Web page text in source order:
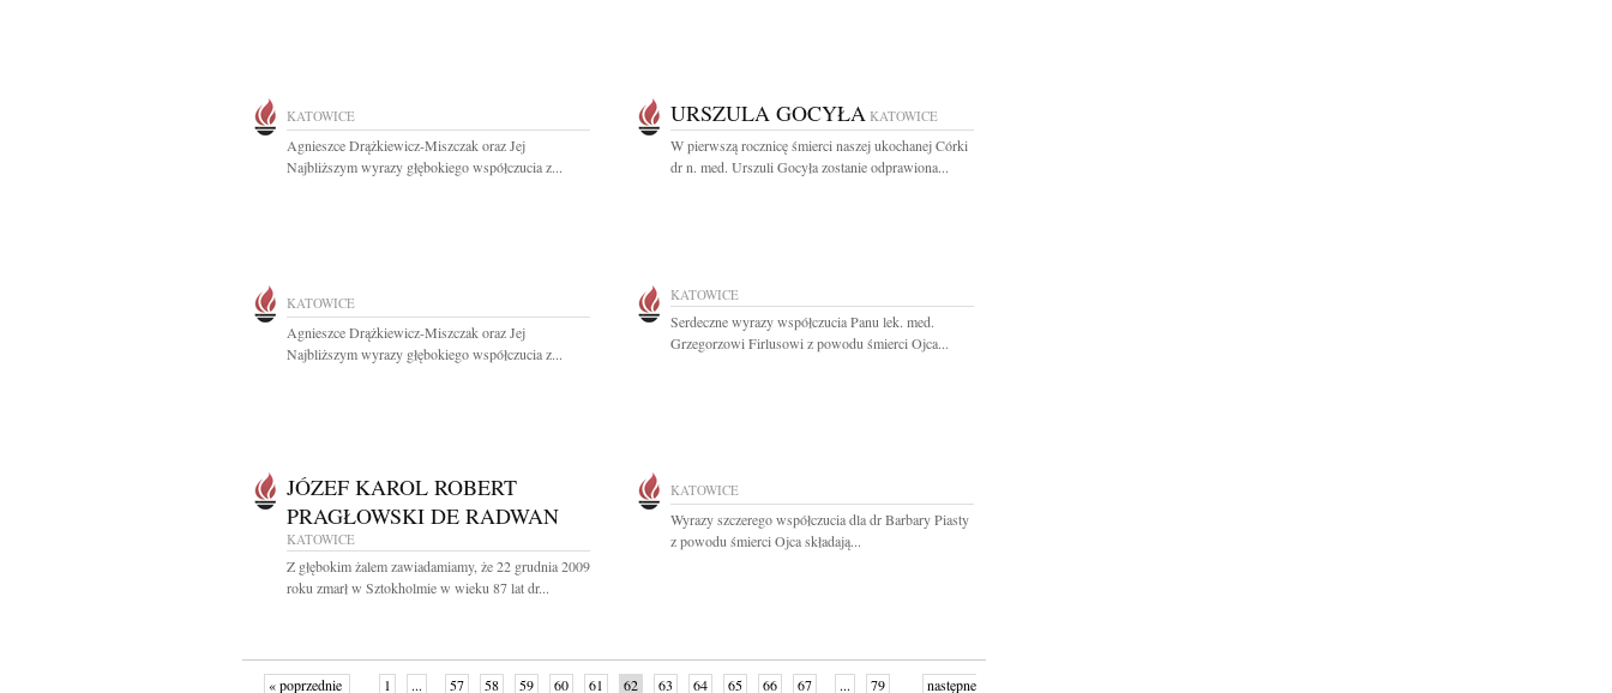
KATOWICE
Agnieszce Drążkiewicz-Miszczak oraz Jej
Najbliższym wyrazy głębokiego współczucia z...
URSZULA GOCYŁA KATOWICE
W pierwszą rocznicę śmierci naszej ukochanej Córki
dr n. med. Urszuli Gocyła zostanie odprawiona...
KATOWICE
Agnieszce Drążkiewicz-Miszczak oraz Jej
Najbliższym wyrazy głębokiego współczucia z...
KATOWICE
Serdeczne wyrazy współczucia Panu lek. med.
Grzegorzowi Firlusowi z powodu śmierci Ojca...
JÓZEF KAROL ROBERT
PRAGŁOWSKI DE RADWAN
KATOWICE
Z głębokim żalem zawiadamiamy, że 22 grudnia 2009
roku zmarł w Sztokholmie w wieku 87 lat dr...
KATOWICE
Wyrazy szczerego współczucia dla dr Barbary Piasty
z powodu śmierci Ojca składają...
« poprzednie 1 ... 57 58 59 60 61 62 63 64 65 66 67 ... 79 następne